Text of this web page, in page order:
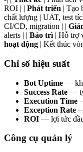
ROI | | Phát triển | Tạo
chất lượng | UAT, test
CI/CD, migration | |
alerts | | Bảo trì | Hỗ trợ
hoạt động | Kết thúc
Chỉ số hiệu suất
Bot Uptime —
Success Rate —
Execution Time
Exception Rate
ROI — lợi tức
Công cụ quản lý